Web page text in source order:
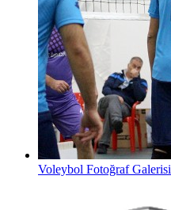
Voleybol Fotoğraf Galerisi